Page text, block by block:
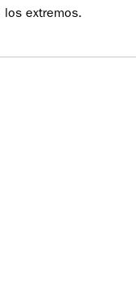
los extremos.